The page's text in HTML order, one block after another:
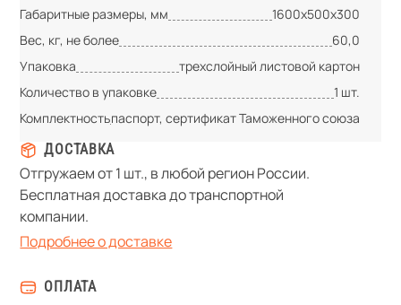
Габаритные размеры, мм
1600х500х300
Вес, кг, не более
60,0
Упаковка
трехслойный листовой картон
Количество в упаковке
1 шт.
Комплектностьпаспорт, сертификат Таможенного союза
ДОСТАВКА
Отгружаем от 1 шт., в любой регион России.
Бесплатная доставка до транспортной
компании.
Подробнее о доставке
ОПЛАТА